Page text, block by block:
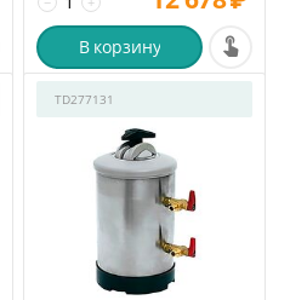
В корзину
TD277131